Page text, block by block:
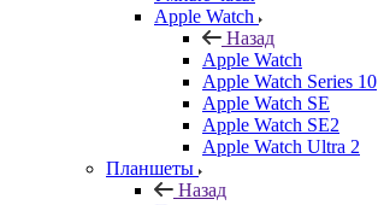
Apple Watch
Назад
Apple Watch
Apple Watch Series 10
Apple Watch SE
Apple Watch SE2
Apple Watch Ultra 2
Планшеты
Назад